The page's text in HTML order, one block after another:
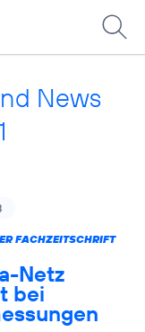
News
FACHZEITSCHRIFT
Netz
bei